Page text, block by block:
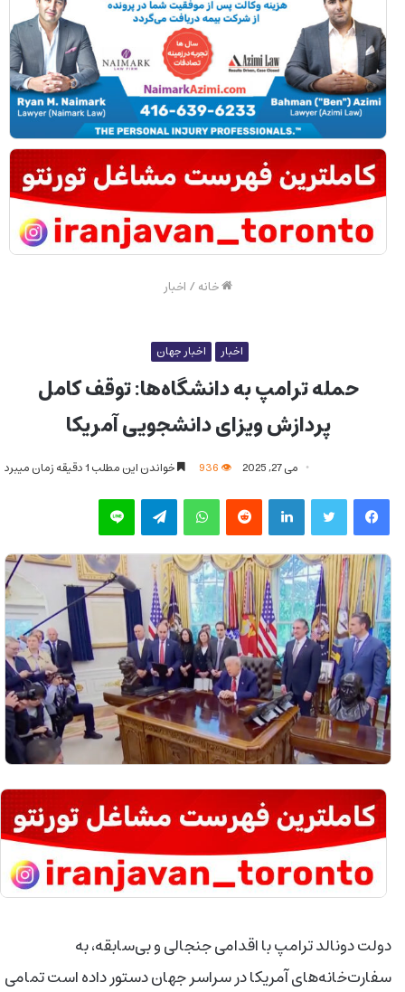
خانه/ اخبار
اخبار اخبار جهان
حمله‌ ترامپ به دانشگاه‌ها: توقف کامل
پردازش ویزای دانشجویی آمریکا
می 27, 2025 خواندن این مطلب 1 دقیقه زمان میبرد
فیس بوک توییتر لینکدین‫رددیت واتس آپ تلگرام لاین
دولت دونالد ترامپ با اقدامی جنجالی و بی‌سابقه، به
سفارت‌خانه‌های آمریکا در سراسر جهان دستور داده است تمامی